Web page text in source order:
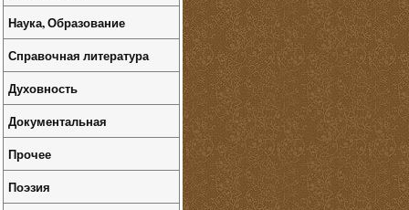
Наука, Образование
Справочная литература
Духовность
Документальная
Прочее
Поэзия